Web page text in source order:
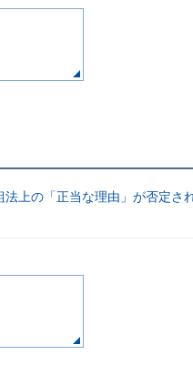
上の「正当な理由」が否定